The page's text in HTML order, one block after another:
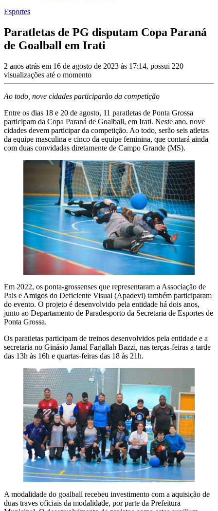
Esportes
Paratletas de PG disputam Copa Paraná
de Goalball em Irati
2 anos atrás em 16 de agosto de 2023 às 17:14, possui 220
visualizações até o momento
Ao todo, nove cidades participarão da competição
Entre os dias 18 e 20 de agosto, 11 paratletas de Ponta Grossa
participam da Copa Paraná de Goalball, em Irati. Neste ano, nove
cidades devem participar da competição. Ao todo, serão seis atletas
da equipe masculina e cinco da equipe feminina, que contará ainda
com duas convidadas diretamente de Campo Grande (MS).
Em 2022, os ponta-grossenses que representaram a Associação de
Pais e Amigos do Deficiente Visual (Apadevi) também participaram
do evento. O projeto é desenvolvido pela entidade há dois anos,
junto ao Departamento de Paradesporto da Secretaria de Esportes de
Ponta Grossa.
Os paratletas participam de treinos desenvolvidos pela entidade e a
secretaria no Ginásio Jamal Farjallah Bazzi, nas terças-feiras a tarde
das 13h às 16h e quartas-feiras das 18 às 21h.
A modalidade do goalball recebeu investimento com a aquisição de
duas traves oficiais da modalidade, por parte da Prefeitura